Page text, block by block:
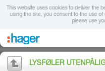
This website uses cookies to deliver the
using the site, you consent to the use
please use
LYSFØLER